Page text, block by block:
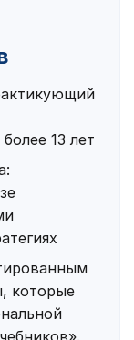
13 лет
которые